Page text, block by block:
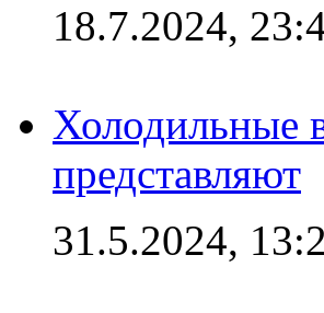
18.7.2024,
Холодильные
представляют
31.5.2024,